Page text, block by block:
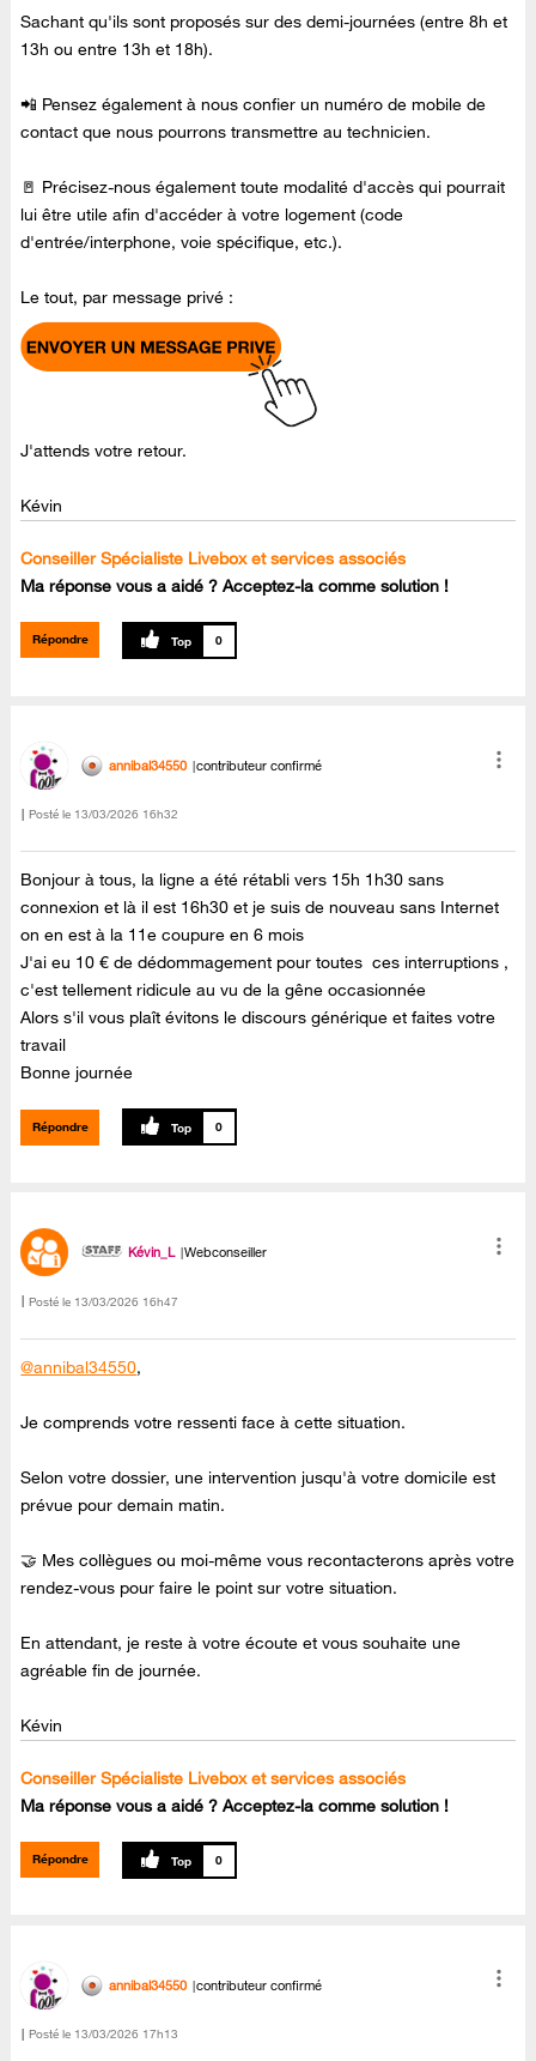
Sachant qu'ils sont proposés sur des demi-journées (entre 8h et
13h ou entre 13h et 18h).
📲 Pensez également à nous confier un numéro de mobile de
contact que nous pourrons transmettre au technicien.
🚪 Précisez-nous également toute modalité d'accès qui pourrait
lui être utile afin d'accéder à votre logement (code
d'entrée/interphone, voie spécifique, etc.).
Le tout, par message privé :
J'attends votre retour.
Kévin
Conseiller Spécialiste Livebox et services associés
Ma réponse vous a aidé ? Acceptez-la comme solution !
Répondre 0
annibal34550 contributeur confirmé
Posté le ‎13/03/2026 16h32
Bonjour à tous, la ligne a été rétabli vers 15h 1h30 sans
connexion et là il est 16h30 et je suis de nouveau sans Internet
on en est à la 11e coupure en 6 mois
J'ai eu 10 € de dédommagement pour toutes ces interruptions ,
c'est tellement ridicule au vu de la gêne occasionnée
Alors s'il vous plaît évitons le discours générique et faites votre
travail
Bonne journée
Répondre 0
Kévin_L Webconseiller
Posté le ‎13/03/2026 16h47
@annibal34550,
Je comprends votre ressenti face à cette situation.
Selon votre dossier, une intervention jusqu'à votre domicile est
prévue pour demain matin.
🤝 Mes collègues ou moi-même vous recontacterons après votre
rendez-vous pour faire le point sur votre situation.
En attendant, je reste à votre écoute et vous souhaite une
agréable fin de journée.
Kévin
Conseiller Spécialiste Livebox et services associés
Ma réponse vous a aidé ? Acceptez-la comme solution !
Répondre 0
annibal34550 contributeur confirmé
Posté le ‎13/03/2026 17h13